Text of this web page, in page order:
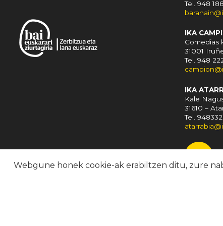
Tel. 948
IKA
Comedias
31001
Tel. 948
IKA
Kale
31610 –
Tel.
Webgune honek cookie-ak erabiltzen ditu, zure